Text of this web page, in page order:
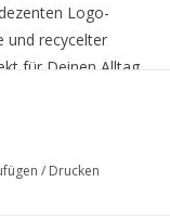
Logo-
und recycelter
für Deinen Alltag.
/ Drucken